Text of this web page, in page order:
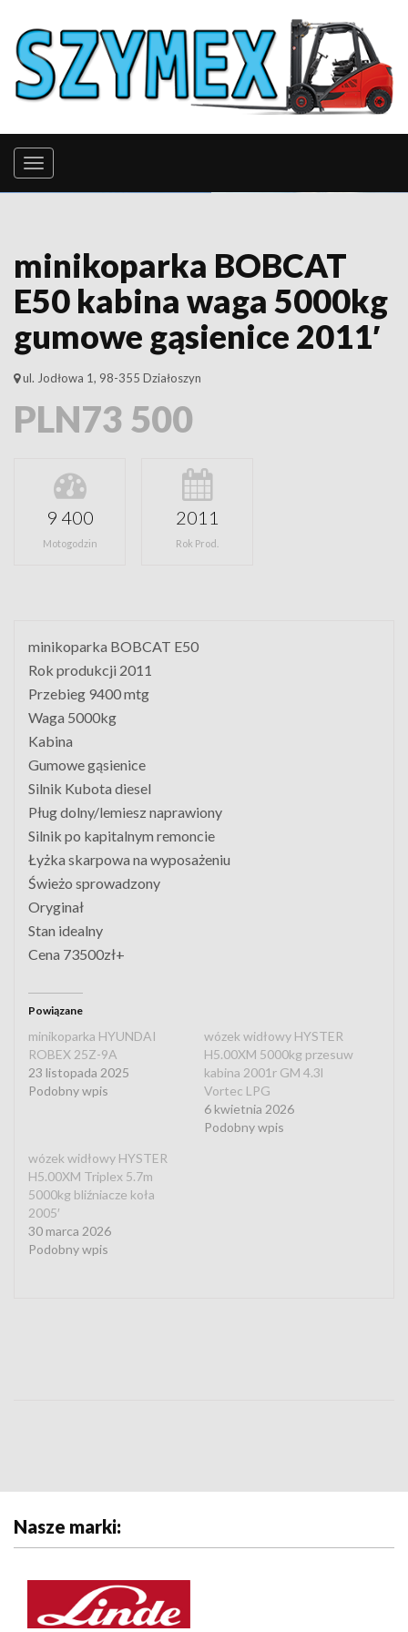
minikoparka BOBCAT
E50 kabina waga 5000kg
gumowe gąsienice 2011′
ul. Jodłowa 1, 98-355 Działoszyn
PLN73 500
9 400
Motogodzin
2011
Rok Prod.
minikoparka BOBCAT E50
Rok produkcji 2011
Przebieg 9400 mtg
Waga 5000kg
Kabina
Gumowe gąsienice
Silnik Kubota diesel
Pług dolny/lemiesz naprawiony
Silnik po kapitalnym remoncie
Łyżka skarpowa na wyposażeniu
Świeżo sprowadzony
Oryginał
Stan idealny
Cena 73500zł+
Powiązane
minikoparka HYUNDAI
ROBEX 25Z-9A
23 listopada 2025
Podobny wpis
wózek widłowy HYSTER
H5.00XM 5000kg przesuw
kabina 2001r GM 4.3l
Vortec LPG
6 kwietnia 2026
Podobny wpis
wózek widłowy HYSTER
H5.00XM Triplex 5.7m
5000kg bliźniacze koła
2005′
30 marca 2026
Podobny wpis
Nasze marki: